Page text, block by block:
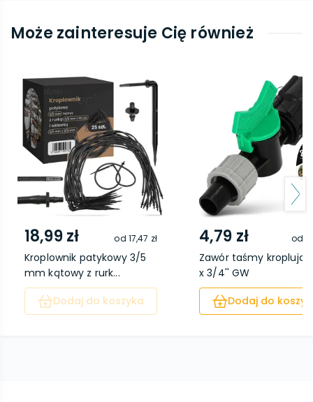
Może zainteresuje Cię również
18,99 zł od 17,47 zł
Kroplownik patykowy 3/5
mm kątowy z rurk...
Dodaj do koszyka
4,79 zł od
Zawór taśmy
x 3/4'' GW
Dodaj do